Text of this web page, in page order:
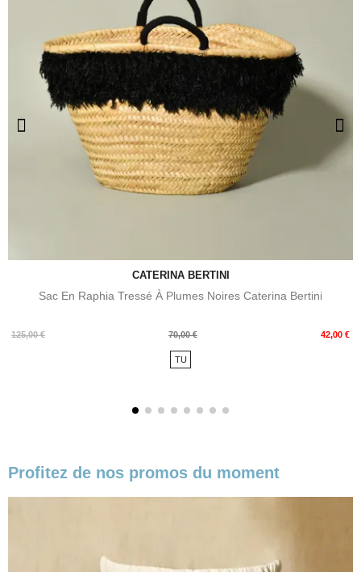
CATERINA BERTINI
Sac En Raphia Tressé À Plumes Noires Caterina Bertini
125,00 €
Prix
70,00 € 42,00 €
Prix
TU
Profitez de nos promos du moment